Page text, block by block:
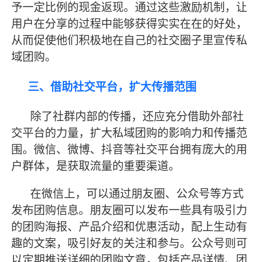
予一定比例的现金返现。通过这些激励机制，让
用户在分享的过程中能够获得实实在在的好处，
从而促使他们积极地在自己的社交圈子里宣传私
域团购。
三、借助社交平台，扩大传播范围
除了社群内部的传播，还应充分借助外部社
交平台的力量，扩大私域团购的影响力和传播范
围。微信、微博、抖音等社交平台拥有庞大的用
户群体，是获取流量的重要渠道。
在微信上，可以通过朋友圈、公众号等方式
发布团购信息。朋友圈可以发布一些具有吸引力
的团购海报、产品介绍和优惠活动，配上生动有
趣的文案，吸引好友的关注和参与。公众号则可